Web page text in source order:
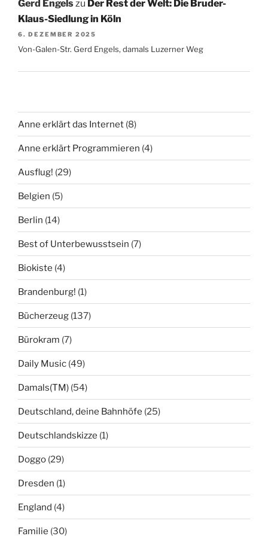
Gerd Engelszu Der Rest der Welt: Die Bruder-
Klaus-Siedlung in Köln
6. DEZEMBER 2025
Von-Galen-Str. Gerd Engels, damals Luzerner Weg
Anne erklärt das Internet (8)
Anne erklärt Programmieren (4)
Ausflug! (29)
Belgien (5)
Berlin (14)
Best of Unterbewusstsein (7)
Biokiste (4)
Brandenburg! (1)
Bücherzeug (137)
Bürokram (7)
Daily Music (49)
Damals(TM) (54)
Deutschland, deine Bahnhöfe (25)
Deutschlandskizze (1)
Doggo (29)
Dresden (1)
England (4)
Familie (30)